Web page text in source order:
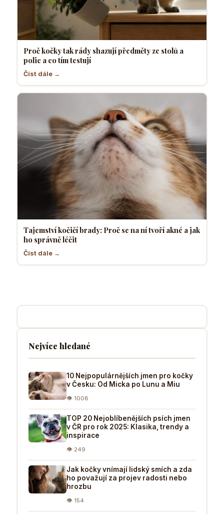
Proč kočky tak rády shazují předměty ze stolů a
polic a co tím testují
Číst dále →
Tajemství kočičí brady: Proč se na ní tvoří akné a jak
ho správně léčit
Číst dále →
Nejvíce hledané
10 Nejpopulárnějších jmen pro kočky
v Česku: Od Micka po Lunu a Miu
👁 1008
TOP 20 Nejoblíbenějších psích jmen
v ČR pro rok 2025: Klasika, trendy a
inspirace
👁 249
Jak kočky vnímají lidský smích a zda
ho považují za projev radosti nebo
hrozbu
👁 154